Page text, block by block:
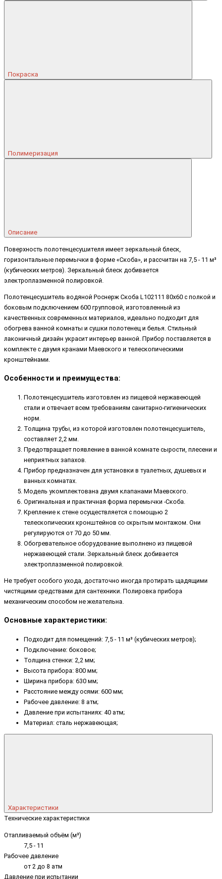
Покраска
Полимеризация
Описание
Поверхность полотенцесушителя имеет зеркальный блеск,
горизонтальные перемычки в форме «Скоба», и рассчитан на 7,5 - 11 м³
(кубических метров). Зеркальный блеск добивается
электроплазменной полировкой.
Полотенцесушитель водяной Роснерж Скоба L102111 80x60 с полкой и
боковым подключением 600 групповой, изготовленный из
качественных современных материалов, идеально подходит для
обогрева ванной комнаты и сушки полотенец и белья. Стильный
лаконичный дизайн украсит интерьер ванной. Прибор поставляется в
комплекте с двумя кранами Маевского и телескопическими
кронштейнами.
Особенности и преимущества:
Полотенцесушитель изготовлен из пищевой нержавеющей
стали и отвечает всем требованиям санитарно-гигиенических
норм.
Толщина трубы, из которой изготовлен полотенцесушитель,
составляет 2,2 мм.
Предотвращает появление в ванной комнате сырости, плесени и
неприятных запахов.
Прибор предназначен для установки в туалетных, душевых и
ванных комнатах.
Модель укомплектована двумя клапанами Маевского.
Оригинальная и практичная форма перемычки -Скоба.
Крепление к стене осуществляется с помощью 2
телескопических кронштейнов со скрытым монтажом. Они
регулируются от 70 до 50 мм.
Обогревательное оборудование выполнено из пищевой
нержавеющей стали. Зеркальный блеск добивается
электроплазменной полировкой.
Не требует особого ухода, достаточно иногда протирать щадящими
чистящими средствами для сантехники. Полировка прибора
механическим способом не желательна.
Основные характеристики:
Подходит для помещений: 7,5 - 11 м³ (кубических метров);
Подключение: боковое;
Толщина стенки: 2,2 мм;
Высота прибора: 800 мм;
Ширина прибора: 630 мм;
Расстояние между осями: 600 мм;
Рабочее давление: 8 атм;
Давление при испытаниях: 40 атм;
Материал: сталь нержавеющая;
Характеристики
Технические характеристики
Отапливаемый объём (м³)
7,5 - 11
Рабочее давление
от 2 до 8 атм
Давление при испытании